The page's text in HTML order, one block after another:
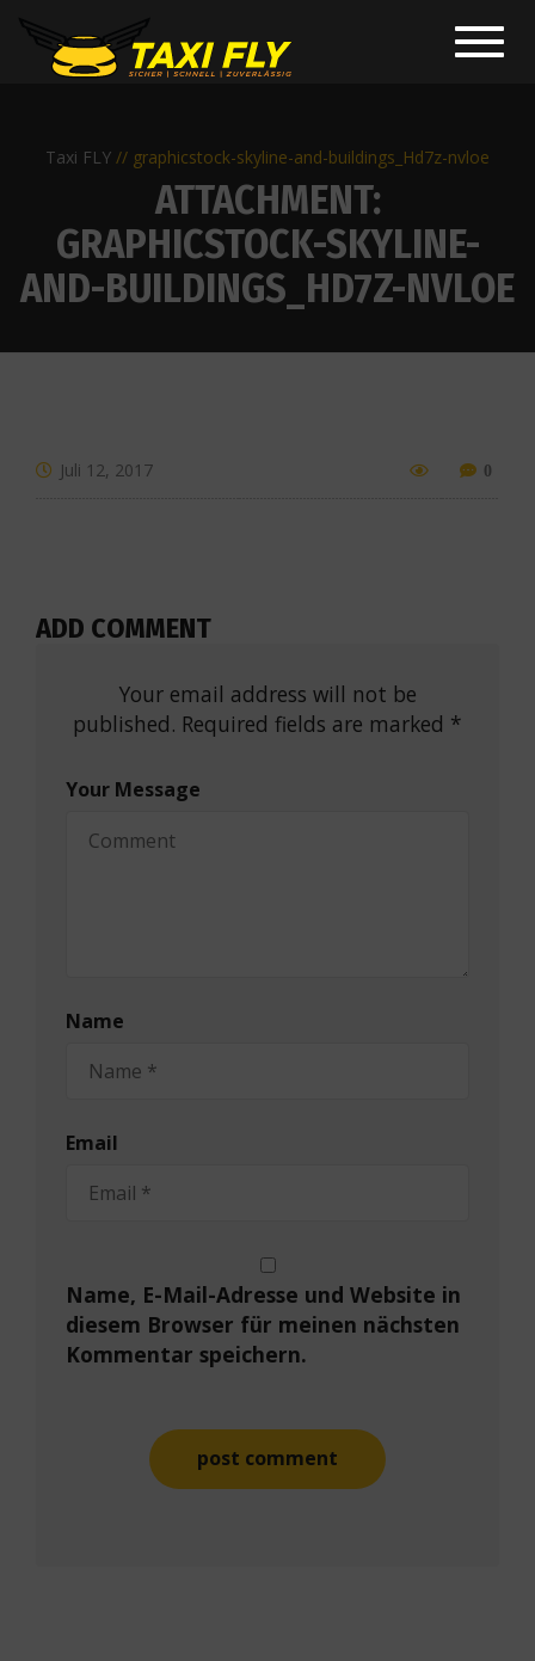
Taxi FLY graphicstock-skyline-and-buildings_Hd7z-nvloe
ATTACHMENT:
GRAPHICSTOCK-SKYLINE-
AND-BUILDINGS_HD7Z-NVLOE
Juli 12, 2017 0
ADD COMMENT
Your email address will not be
published. Required fields are marked *
Your Message
Name
Email
Name, E-Mail-Adresse und Website in
diesem Browser für meinen nächsten
Kommentar speichern.